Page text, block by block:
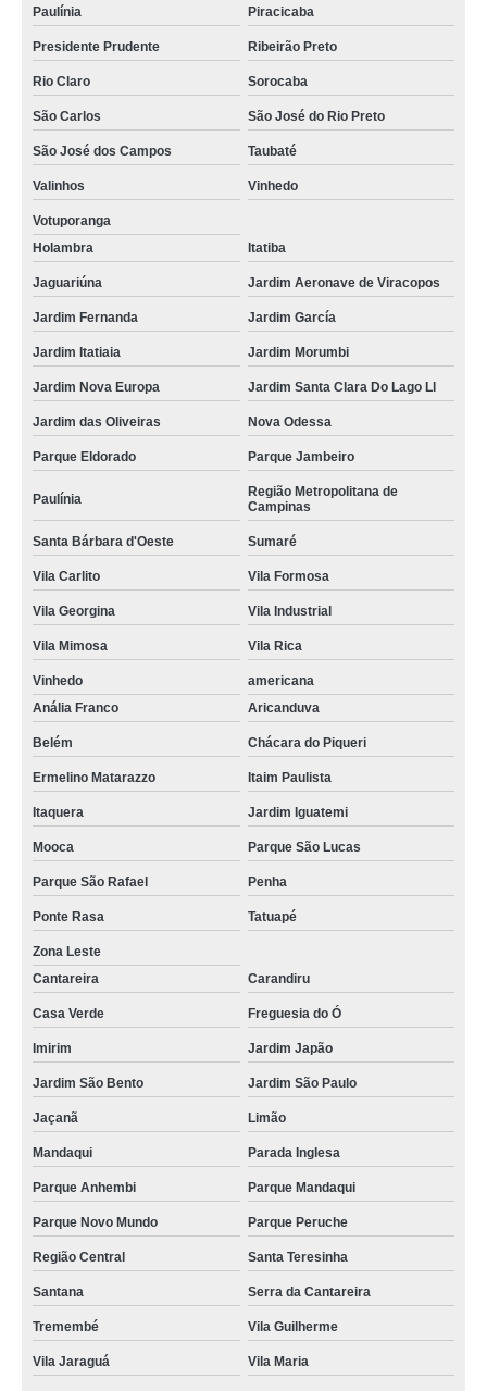
Paulínia Piracicaba
Presidente Prudente Ribeirão Preto
Rio Claro Sorocaba
São Carlos São José do Rio Preto
São José dos Campos Taubaté
Valinhos Vinhedo
Votuporanga
Holambra
Itatiba
Jaguariúna Jardim Aeronave de Viracopos
Jardim Fernanda Jardim García
Jardim Itatiaia Jardim Morumbi
Jardim Nova Europa Jardim Santa Clara Do Lago Ll
Jardim das Oliveiras Nova Odessa
Parque Eldorado Parque Jambeiro
Paulínia
Região Metropolitana de
Campinas
Santa Bárbara d'Oeste Sumaré
Vila Carlito Vila Formosa
Vila Georgina Vila Industrial
Vila Mimosa Vila Rica
Vinhedo
americana
Anália Franco
Aricanduva
Belém Chácara do Piqueri
Ermelino Matarazzo Itaim Paulista
Itaquera Jardim Iguatemi
Mooca Parque São Lucas
Parque São Rafael Penha
Ponte Rasa Tatuapé
Zona Leste
Cantareira
Carandiru
Casa Verde Freguesia do Ó
Imirim Jardim Japão
Jardim São Bento Jardim São Paulo
Jaçanã Limão
Mandaqui Parada Inglesa
Parque Anhembi Parque Mandaqui
Parque Novo Mundo Parque Peruche
Região Central Santa Teresinha
Santana Serra da Cantareira
Tremembé Vila Guilherme
Vila Jaraguá Vila Maria